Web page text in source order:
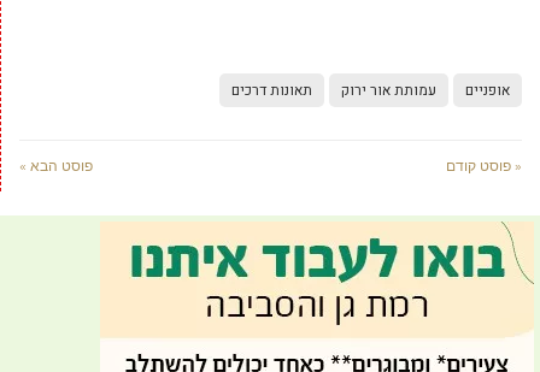
אופניים עמותת אור ירוק תאונות דרכים
« פוסט קודם פוסט הבא »